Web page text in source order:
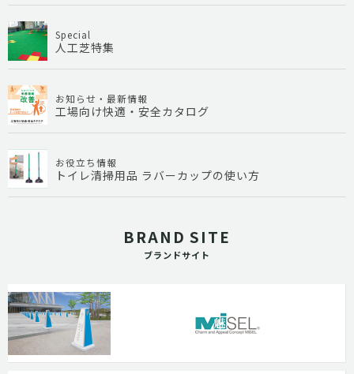
Special
人工芝特集
お知らせ・最新情報
工場向け快適・安全カタログ
お役立ち情報
トイレ清掃用品 ラバーカップの使い方
BRAND SITE
ブランドサイト